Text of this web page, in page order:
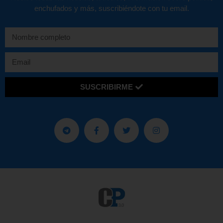
enchufados y más, suscribiéndote con tu email.
SUSCRIBIRME